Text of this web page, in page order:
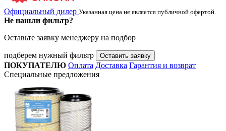
Официальный дилер Указанная цена не является публичной офертой.
Не нашли фильтр?
Оставьте заявку менеджеру на подбор
подберем нужный фильтр Оставить заявку
ПОКУПАТЕЛЮ Оплата Доставка Гарантия и возврат
Специальные предложения